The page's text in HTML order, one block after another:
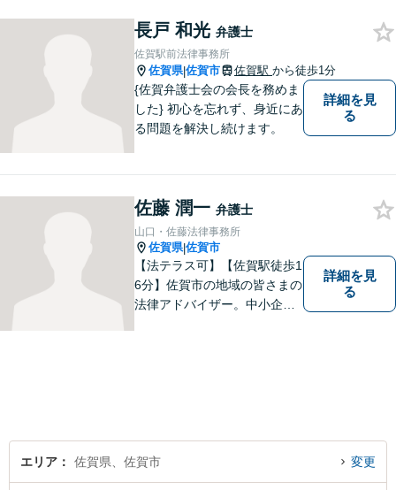
す。まずはお気軽にご相談く
ださい。【初回面談無料】
長戸 和光 弁護士
佐賀駅前法律事務所
佐賀県|佐賀市 佐賀駅 から徒歩1分
{佐賀弁護士会の会長を務めま
した} 初心を忘れず、身近にあ
る問題を解決し続けます。
詳細を見
る
佐藤 潤一 弁護士
山口・佐藤法律事務所
佐賀県|佐賀市
【法テラス可】【佐賀駅徒歩1
6分】佐賀市の地域の皆さまの
法律アドバイザー。中小企業
詳細を見
る
エリア 佐賀県、佐賀市 変更